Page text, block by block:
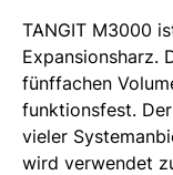
TANGIT M3000
Expansionsharz.
fünffachen
funktionsfest.
vieler
wird verwendet